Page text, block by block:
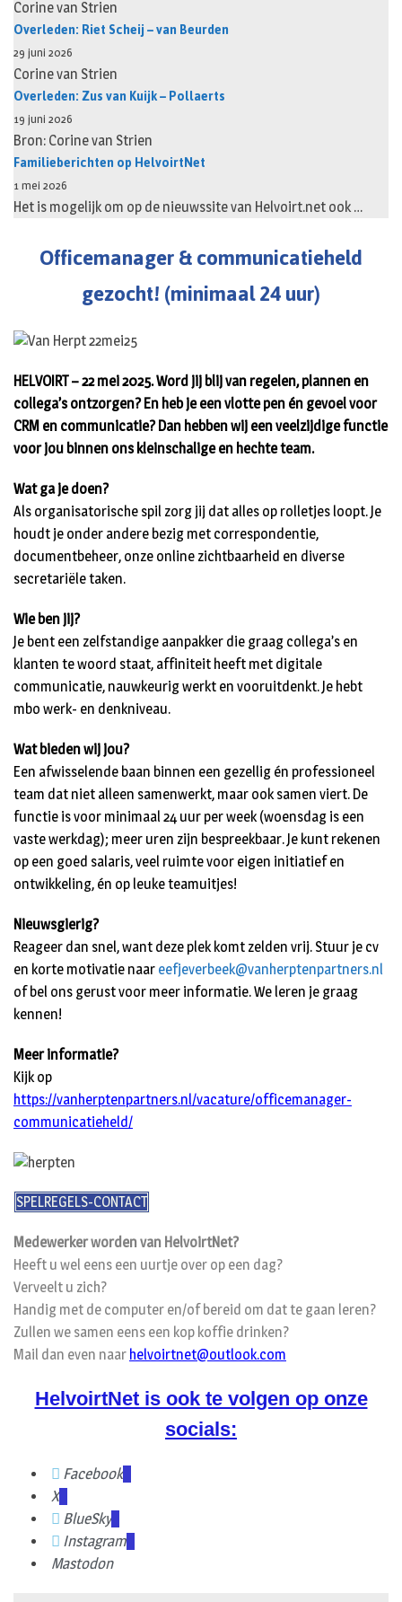
Corine van Strien
Overleden: Riet Scheij – van Beurden
29 juni 2026
Corine van Strien
Overleden: Zus van Kuijk – Pollaerts
19 juni 2026
Bron: Corine van Strien
Familieberichten op HelvoirtNet
1 mei 2026
Het is mogelijk om op de nieuwssite van Helvoirt.net ook …
Officemanager & communicatieheld
gezocht! (minimaal 24 uur)
HELVOIRT – 22 mei 2025. Word jij blij van regelen, plannen en
collega’s ontzorgen? En heb je een vlotte pen én gevoel voor
CRM en communicatie? Dan hebben wij een veelzijdige functie
voor jou binnen ons kleinschalige en hechte team.
Wat ga je doen?
Als organisatorische spil zorg jij dat alles op rolletjes loopt. Je
houdt je onder andere bezig met correspondentie,
documentbeheer, onze online zichtbaarheid en diverse
secretariële taken.
Wie ben jij?
Je bent een zelfstandige aanpakker die graag collega’s en
klanten te woord staat, affiniteit heeft met digitale
communicatie, nauwkeurig werkt en vooruitdenkt. Je hebt
mbo werk- en denkniveau.
Wat bieden wij jou?
Een afwisselende baan binnen een gezellig én professioneel
team dat niet alleen samenwerkt, maar ook samen viert. De
functie is voor minimaal 24 uur per week (woensdag is een
vaste werkdag); meer uren zijn bespreekbaar. Je kunt rekenen
op een goed salaris, veel ruimte voor eigen initiatief en
ontwikkeling, én op leuke teamuitjes!
Nieuwsgierig?
Reageer dan snel, want deze plek komt zelden vrij. Stuur je cv
en korte motivatie naar eefjeverbeek@vanherptenpartners.nl
of bel ons gerust voor meer informatie. We leren je graag
kennen!
Meer informatie?
Kijk op
https://vanherptenpartners.nl/vacature/officemanager-
communicatieheld/
SPELREGELS-CONTACT
Medewerker worden van HelvoirtNet?
Heeft u wel eens een uurtje over op een dag?
Verveelt u zich?
Handig met de computer en/of bereid om dat te gaan leren?
Zullen we samen eens een kop koffie drinken?
Mail dan even naar helvoirtnet@outlook.com
HelvoirtNet is ook te volgen op onze
socials:
Facebook
X
BlueSky
Instagram
Mastodon